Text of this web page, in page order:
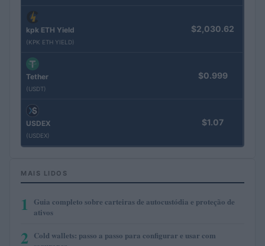
kpk ETH Yield
(KPK ETH YIELD)
$2,030.62
Tether
(USDT)
$0.999
USDEX
(USDEX)
$1.07
MAIS LIDOS
1
Guia completo sobre carteiras de autocustódia e proteção de
ativos
2 Cold wallets: passo a passo para configurar e usar com